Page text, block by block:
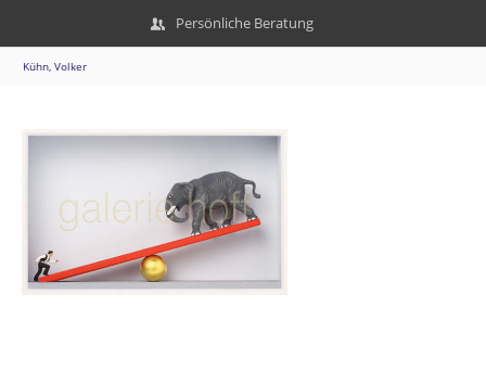
Persönliche Beratung
Kühn, Volker